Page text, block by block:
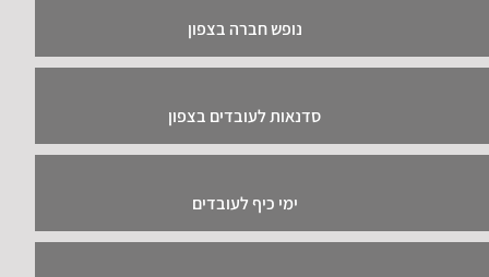
נופש חברה בצפון
סדנאות לעובדים בצפון
ימי כיף לעובדים